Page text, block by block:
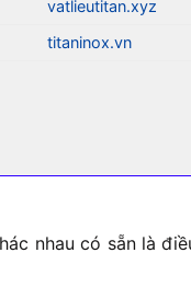
vatlieutitan.xyz
titaninox.vn
nhau có sẵn là